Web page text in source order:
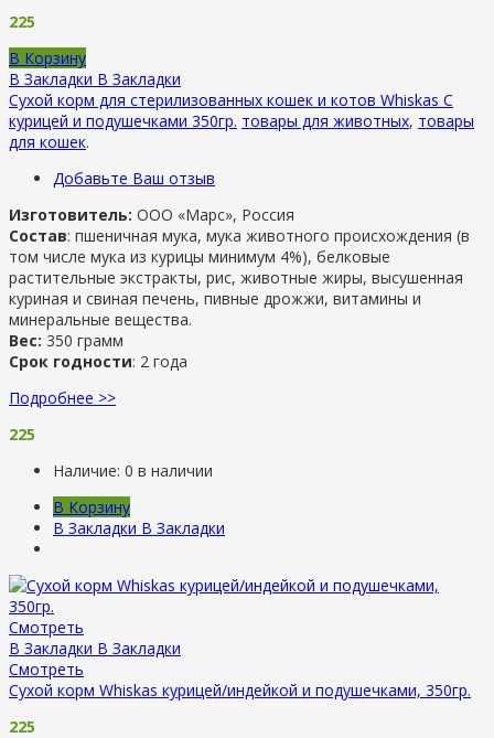
225
В Корзину
В Закладки В Закладки
Сухой корм для стерилизованных кошек и котов Whiskas С
курицей и подушечками 350гр. товары для животных, товары
для кошек.
Добавьте Ваш отзыв
Изготовитель: ООО «Марс», Россия
Состав: пшеничная мука, мука животного происхождения (в
том числе мука из курицы минимум 4%), белковые
растительные экстракты, рис, животные жиры, высушенная
куриная и свиная печень, пивные дрожжи, витамины и
минеральные вещества.
Вес: 350 грамм
Срок годности: 2 года
Подробнее >>
225
Наличие: 0 в наличии
В Корзину
В Закладки В Закладки
Смотреть
В Закладки В Закладки
Смотреть
Сухой корм Whiskas курицей/индейкой и подушечками, 350гр.
225